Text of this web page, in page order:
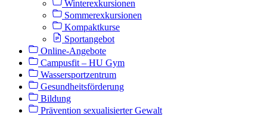
Winterexkursionen
Sommerexkursionen
Kompaktkurse
Sportangebot
Online-Angebote
Campusfit – HU Gym
Wassersportzentrum
Gesundheitsförderung
Bildung
Prävention sexualisierter Gewalt